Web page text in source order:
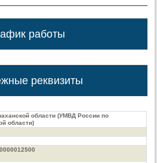
работы
реквизиты
области (УМВД России по
области)